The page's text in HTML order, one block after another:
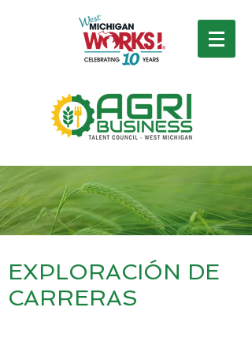
EXPLORACIÓN DE
CARRERAS